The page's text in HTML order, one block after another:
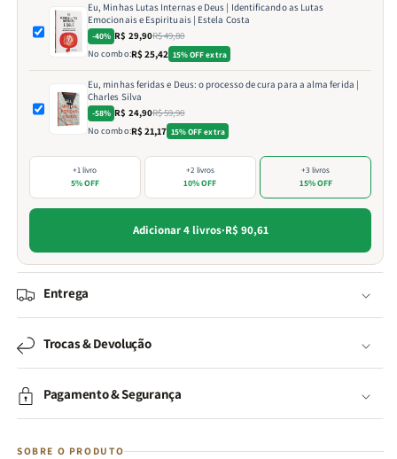
Eu, Minhas Lutas Internas e Deus | Identificando as Lutas
Emocionais e Espirituais | Estela Costa
-40% R$ 29,90R$ 49,80
No combo:R$ 25,42 15% OFF extra
Eu, minhas feridas e Deus: o processo de cura para a alma ferida |
Charles Silva
-58% R$ 24,90R$ 59,90
No combo:R$ 21,17 15% OFF extra
+1 livro
5% OFF
+2 livros
10% OFF
+3 livros
15% OFF
Adicionar 4 livros·R$ 90,61
Entrega
Trocas & Devolução
Pagamento & Segurança
SOBRE O PRODUTO